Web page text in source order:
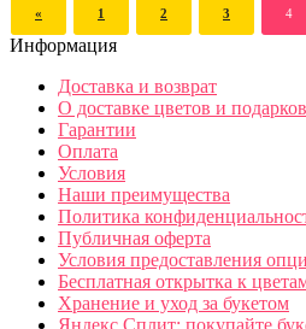
« 1 2 3 4
Информация
Доставка и возврат
О доставке цветов и
Гарантии
Оплата
Условия
Наши преимущества
Политика
Публичная оферта
Условия предоставления
Бесплатная открытка к
Хранение и уход за букетом
Яндекс Сплит: покупайте